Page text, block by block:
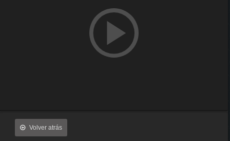
Volver atrás